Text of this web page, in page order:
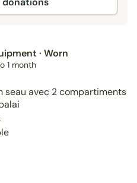
· Worn
1 month
seau avec 2 compartiments